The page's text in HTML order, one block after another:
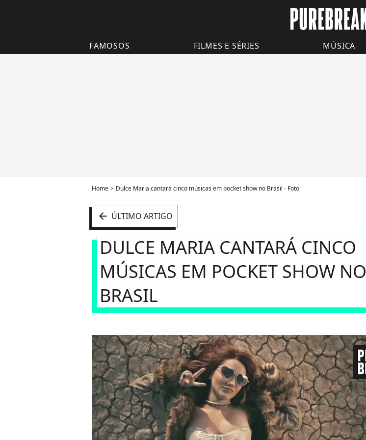
FAMOSOS FILMES E SÉRIES MÚSICA
Home Dulce Maria cantará cinco músicas em pocket show no Brasil - Foto
arrow_left ÚLTIMO ARTIGO
DULCE MARIA CANTARÁ CINCO
MÚSICAS EM POCKET SHOW NO
BRASIL